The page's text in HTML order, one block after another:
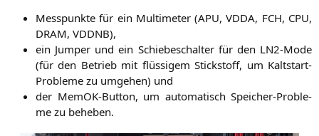
Mess­punk­te für ein Mul­ti­me­ter (APU,VDDA, FCH, CPU,
DRAM, VDDNB),
ein Jum­per und ein Schie­be­schal­ter für den LN2-Mode
(für den Betrieb mit flüs­si­gem Stick­stoff, um Kalt­start-
Pro­ble­me zu umge­hen) und
der MemOK-But­ton, um auto­ma­tisch Spei­cher-Pro­ble­
me zu beheben.